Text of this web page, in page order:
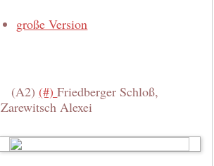
große Version
(A2) (#)Friedberger Schloß,
Zarewitsch Alexei